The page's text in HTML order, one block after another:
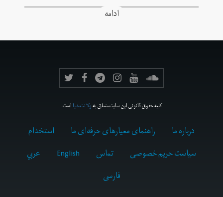
ادامه
کلیه حقوق قانونی این سایت متعلق بهولانت‌مدیااست.
درباره ما راهنمای معیارهای حرفه‌ای ما
استخدام
سیاست حریم خصوصی
تماس English
عربي
فارسى